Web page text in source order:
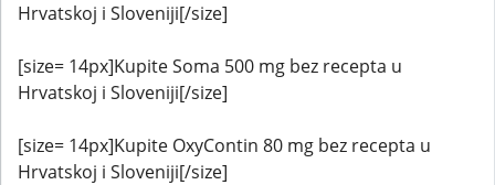
Hrvatskoj i Sloveniji[/size]
[size= 14px]Kupite Soma 500 mg bez recepta u
Hrvatskoj i Sloveniji[/size]
[size= 14px]Kupite OxyContin 80 mg bez recepta u
Hrvatskoj i Sloveniji[/size]